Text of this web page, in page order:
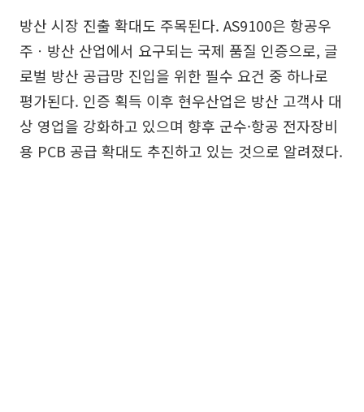
방산 시장 진출 확대도 주목된다. AS9100은 항공우
주ㆍ방산 산업에서 요구되는 국제 품질 인증으로, 글
로벌 방산 공급망 진입을 위한 필수 요건 중 하나로
평가된다. 인증 획득 이후 현우산업은 방산 고객사 대
상 영업을 강화하고 있으며 향후 군수·항공 전자장비
용 PCB 공급 확대도 추진하고 있는 것으로 알려졌다.